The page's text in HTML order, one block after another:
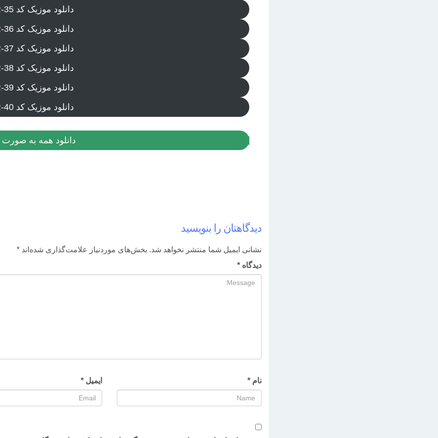
دانلود موزیک کد IVR-35
دانلود موزیک کد IVR-36
دانلود موزیک کد IVR-37
دانلود موزیک کد IVR-38
دانلود موزیک کد IVR-39
دانلود موزیک کد IVR-40
دانلود همه به صورت
دیدگاهتان را بنویسید
نشانی ایمیل شما منتشر نخواهد شد. بخش‌های موردنیاز علامت‌گذاری شده‌اند*
دیدگاه*
نام* ایمیل *